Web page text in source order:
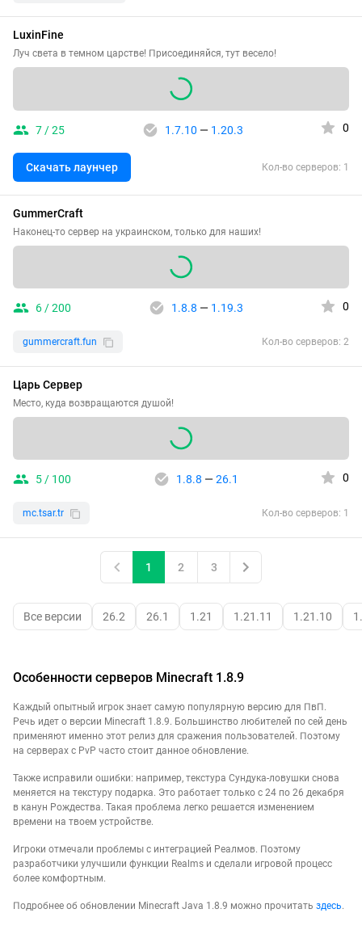
LuxinFine
Луч света в темном царстве! Присоединяйся, тут весело!
7 / 25 1.7.10 — 1.20.3 0
Скачать лаунчер Кол-во серверов: 1
GummerCraft
Наконец-то сервер на украинском, только для наших!
6 / 200 1.8.8 — 1.19.3 0
gummercraft.fun Кол-во серверов: 2
Царь Сервер
Место, куда возвращаются душой!
5 / 100 1.8.8 — 26.1 0
mc.tsar.tr Кол-во серверов: 1
1 2 3
Все версии 26.2 26.1 1.21 1.21.11 1.21.10
Особенности серверов Minecraft 1.8.9
Каждый опытный игрок знает самую популярную версию для ПвП.
Речь идет о версии Minecraft 1.8.9. Большинство любителей по сей день
применяют именно этот релиз для сражения пользователей. Поэтому
на серверах с PvP часто стоит данное обновление.
Также исправили ошибки: например, текстура Сундука-ловушки снова
меняется на текстуру подарка. Это работает только с 24 по 26 декабря
в канун Рождества. Такая проблема легко решается изменением
времени на твоем устройстве.
Игроки отмечали проблемы с интеграцией Реалмов. Поэтому
разработчики улучшили функции Realms и сделали игровой процесс
более комфортным.
Подробнее об обновлении Minecraft Java 1.8.9 можно прочитать здесь.